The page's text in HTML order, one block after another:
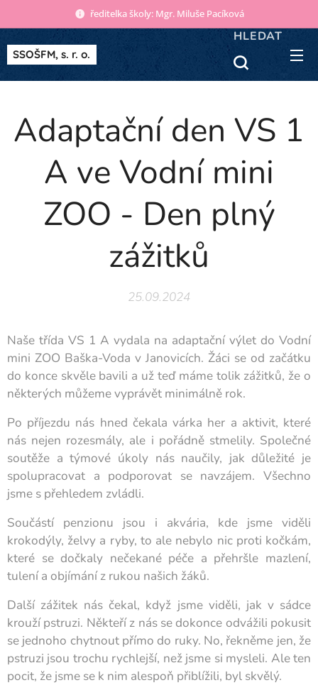
ředitelka školy: Mgr. Miluše Pacíková
SSOŠFM, s. r. o.
HLEDAT
Adaptační den VS 1
A ve Vodní mini
ZOO - Den plný
zážitků
25.09.2024
Naše třída VS 1 A vydala na adaptační výlet do Vodní
mini ZOO Baška-Voda v Janovicích. Žáci se od začátku
do konce skvěle bavili a už teď máme tolik zážitků, že o
některých můžeme vyprávět minimálně rok.
Po příjezdu nás hned čekala várka her a aktivit, které
nás nejen rozesmály, ale i pořádně stmelily. Společné
soutěže a týmové úkoly nás naučily, jak důležité je
spolupracovat a podporovat se navzájem. Všechno
jsme s přehledem zvládli.
Součástí penzionu jsou i akvária, kde jsme viděli
krokodýly, želvy a ryby, to ale nebylo nic proti kočkám,
které se dočkaly nečekané péče a přehršle mazlení,
tulení a objímání z rukou našich žáků.
Další zážitek nás čekal, když jsme viděli, jak v sádce
krouží pstruzi. Někteří z nás se dokonce odvážili pokusit
se jednoho chytnout přímo do ruky. No, řekněme jen, že
pstruzi jsou trochu rychlejší, než jsme si mysleli. Ale ten
pocit, že jsme se k nim alespoň přiblížili, byl skvělý.